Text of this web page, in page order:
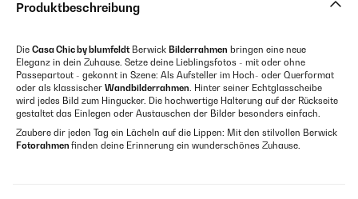
Produktbeschreibung
Die Casa Chic by blumfeldtBerwick Bilderrahmen bringen eine neue
Eleganz in dein Zuhause. Setze deine Lieblingsfotos - mit oder ohne
Passepartout - gekonnt in Szene: Als Aufsteller im Hoch- oder Querformat
oder als klassischer Wandbilderrahmen. Hinter seiner Echtglasscheibe
wird jedes Bild zum Hingucker. Die hochwertige Halterung auf der Rückseite
gestaltet das Einlegen oder Austauschen der Bilder besonders einfach.
Zaubere dir jeden Tag ein Lächeln auf die Lippen: Mit den stilvollen Berwick
Fotorahmen finden deine Erinnerung ein wunderschönes Zuhause.